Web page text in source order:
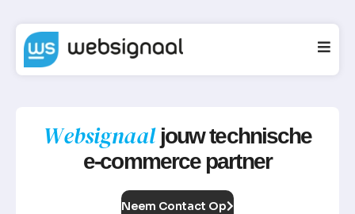
Websignaal jouwtechnische
e-commerce partner
Neem Contact Op